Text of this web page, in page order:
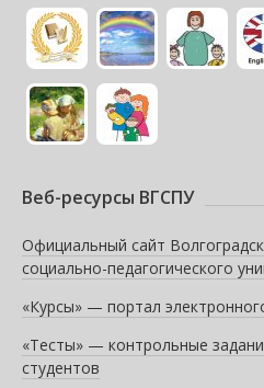
Веб-ресурсы ВГСПУ
Официальный сайт
социально-педагогического
«Курсы» — портал
«Тесты» — контрольные
студентов